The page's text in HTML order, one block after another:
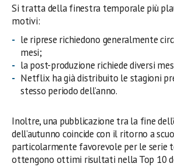
Si tratta della finestra temporale più
motivi:
le riprese richiedono generalmente
mesi;
la post-produzione richiede diversi
Netflix ha già distribuito le stagioni
stesso periodo dell’anno.
Inoltre, una pubblicazione tra la fine
dell’autunno coincide con il ritorno a
particolarmente favorevole per le serie
ottengono ottimi risultati nella Top 10